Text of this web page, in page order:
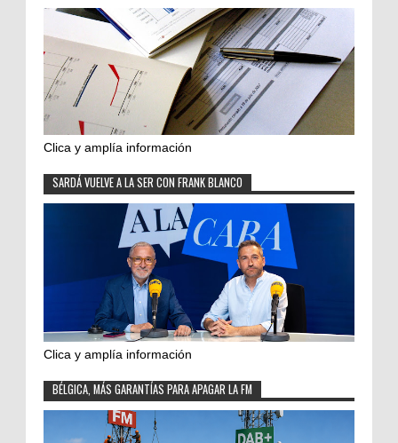
Clica y amplía información
SARDÁ VUELVE A LA SER CON FRANK BLANCO
Clica y amplía información
BÉLGICA, MÁS GARANTÍAS PARA APAGAR LA FM